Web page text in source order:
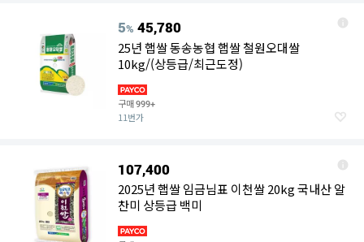
5% 45,780
25년 햅쌀 동송농협 햅쌀 철원오대쌀
10kg/(상등급/최근도정)
구매999+
11번가
107,400
2025년 햅쌀 임금님표 이천쌀 20kg 국내산 알
찬미 상등급 백미